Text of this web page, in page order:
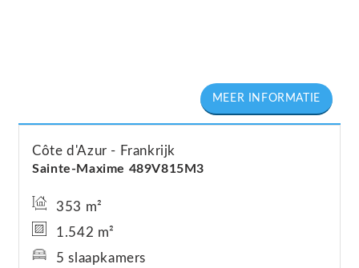
Sainte-Maxime 489V815M3
Côte d'Azur Frankrijk
353 m²
1.542 m²
5 slaapkamers